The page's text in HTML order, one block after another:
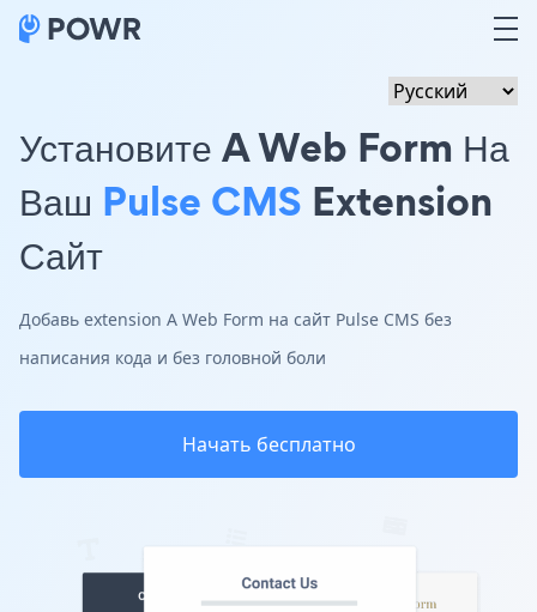
Установите A Web Form На
Ваш Pulse CMS Extension
Сайт
Добавь extension A Web Form на сайт Pulse CMS без
написания кода и без головной боли
Начать бесплатно